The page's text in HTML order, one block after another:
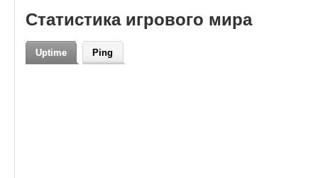
Перенос Да
Теги
wow, pvp, 3.3.5, pve, 3.3.5a, wrath
of the..., x5, 3.3.5.a, world of
Статистика игрового мира
Uptime Ping